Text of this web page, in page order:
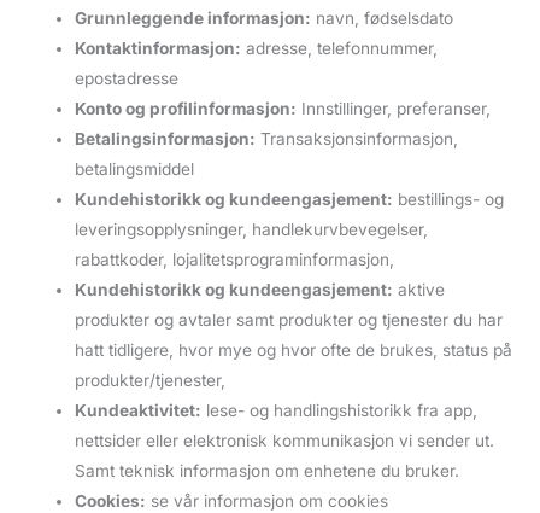
Grunnleggende informasjon: navn, fødselsdato
Kontaktinformasjon: adresse, telefonnummer,
epostadresse
Konto og profilinformasjon: Innstillinger, preferanser,
Betalingsinformasjon: Transaksjonsinformasjon,
betalingsmiddel
Kundehistorikk og kundeengasjement: bestillings- og
leveringsopplysninger, handlekurvbevegelser,
rabattkoder, lojalitetsprograminformasjon,
Kundehistorikk og kundeengasjement: aktive
produkter og avtaler samt produkter og tjenester du har
hatt tidligere, hvor mye og hvor ofte de brukes, status på
produkter/tjenester,
Kundeaktivitet: lese- og handlingshistorikk fra app,
nettsider eller elektronisk kommunikasjon vi sender ut.
Samt teknisk informasjon om enhetene du bruker.
Cookies: se vår informasjon om cookies